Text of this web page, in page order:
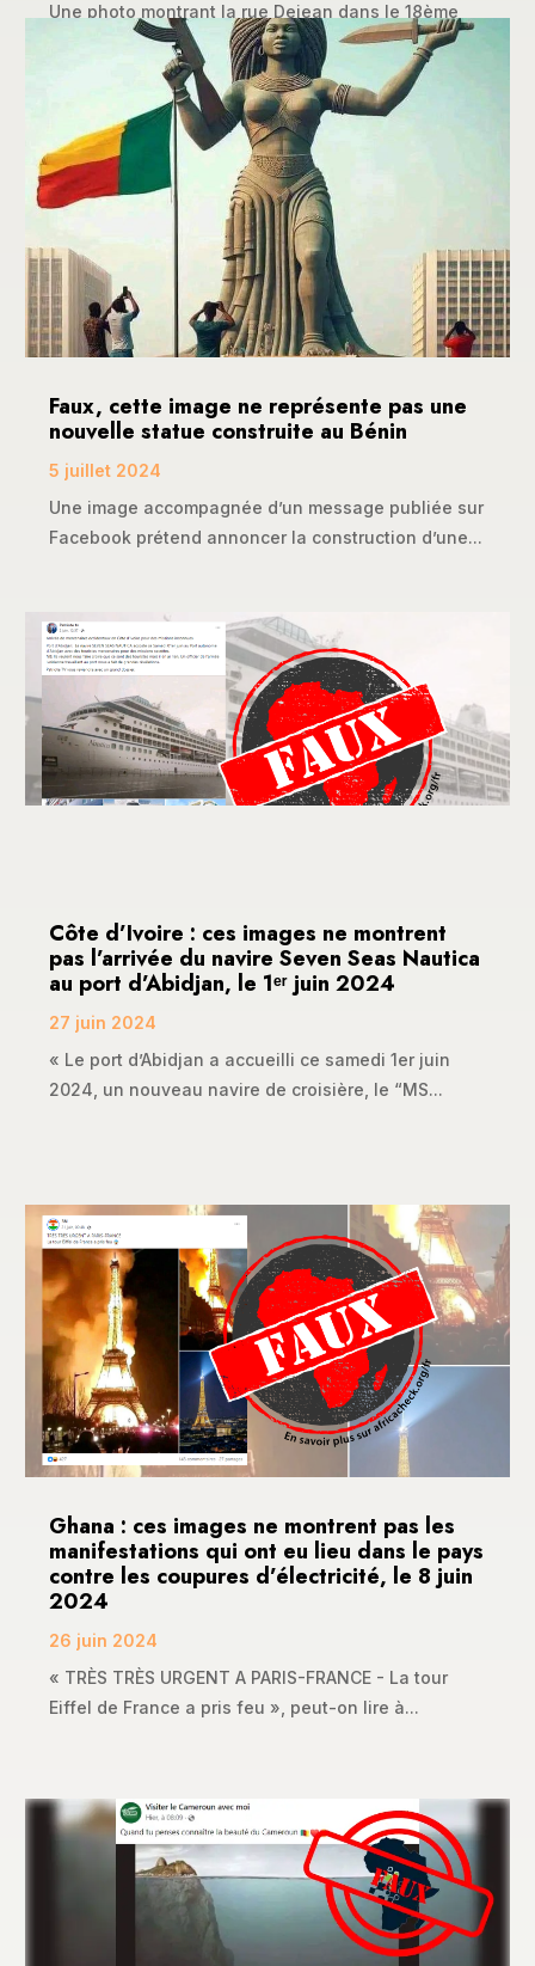
Une photo montrant la rue Dejean dans le 18ème
arrondissement de Paris a fait le tour de la toile...
Faux, cette image ne représente pas une
nouvelle statue construite au Bénin
5 juillet 2024
Une image accompagnée d’un message publiée sur
Facebook prétend annoncer la construction d’une...
Côte d’Ivoire : ces images ne montrent
pas l’arrivée du navire Seven Seas Nautica
au port d’Abidjan, le 1ᵉʳ juin 2024
27 juin 2024
« Le port d’Abidjan a accueilli ce samedi 1er juin
2024, un nouveau navire de croisière, le “MS...
Ghana : ces images ne montrent pas les
manifestations qui ont eu lieu dans le pays
contre les coupures d’électricité, le 8 juin
2024
26 juin 2024
« TRÈS TRÈS URGENT A PARIS-FRANCE - La tour
Eiffel de France a pris feu », peut-on lire à...